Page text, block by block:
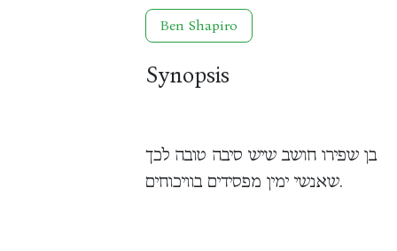
Ben Shapiro
Synopsis
בן שפירו חושב שיש סיבה טובה לכך
שאנשי ימין מפסידים בוויכוחים.